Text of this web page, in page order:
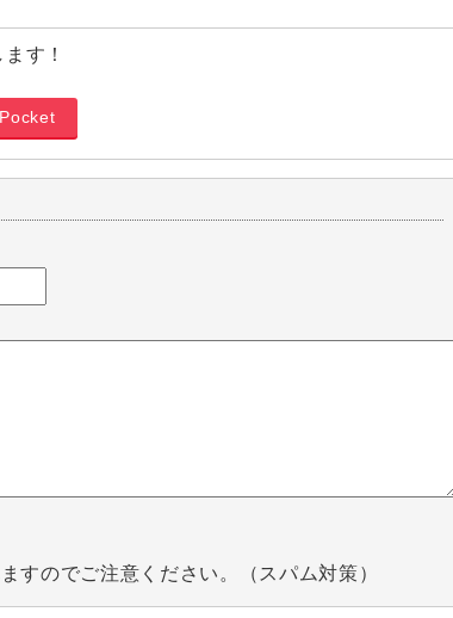
す！
Pocket
すのでご注意ください。（スパム対策）